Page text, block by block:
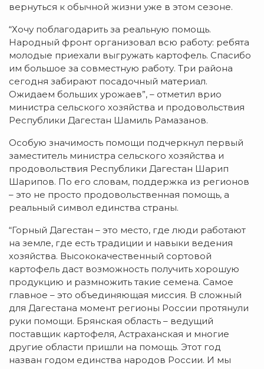
вернуться к обычной жизни уже в этом сезоне.
“Хочу поблагодарить за реальную помощь.
Народный фронт организовал всю работу: ребята
молодые приехали выгружать картофель. Спасибо
им большое за совместную работу. Три района
сегодня забирают посадочный материал.
Ожидаем больших урожаев”, – отметил врио
министра сельского хозяйства и продовольствия
Республики Дагестан Шамиль Рамазанов.
Особую значимость помощи подчеркнул первый
заместитель министра сельского хозяйства и
продовольствия Республики Дагестан Шарип
Шарипов. По его словам, поддержка из регионов
– это не просто продовольственная помощь, а
реальный символ единства страны.
“Горный Дагестан – это место, где люди работают
на земле, где есть традиции и навыки ведения
хозяйства. Высококачественный сортовой
картофель даст возможность получить хорошую
продукцию и размножить такие семена. Самое
главное – это объединяющая миссия. В сложный
для Дагестана момент регионы России протянули
руки помощи. Брянская область – ведущий
поставщик картофеля, Астраханская и многие
другие области пришли на помощь. Этот год
назван годом единства народов России. И мы